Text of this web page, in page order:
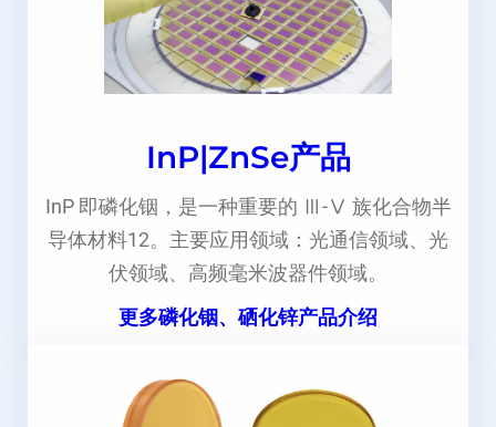
InP|ZnSe产品
InP 即磷化铟，是一种重要的 Ⅲ-Ⅴ 族化合物半
导体材料12。主要应用领域：光通信领域、光
伏领域、高频毫米波器件领域。
更多磷化铟、硒化锌产品介绍